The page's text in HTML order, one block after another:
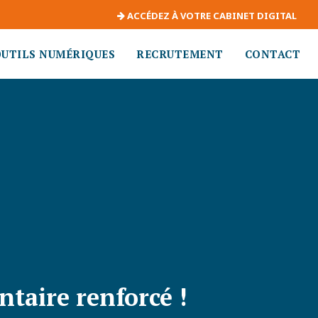
ACCÉDEZ À VOTRE CABINET DIGITAL
NUMÉRIQUES RECRUTEMENT CONTACT
renforcé !